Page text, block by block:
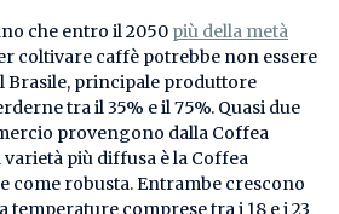
che entro il 2050 più della metà
coltivare caffè potrebbe non essere
Brasile, principale produttore
tra il 35% e il 75%. Quasi due
provengono dalla Coffea
più diffusa è la Coffea
come robusta. Entrambe crescono
comprese tra i 18 e i 23